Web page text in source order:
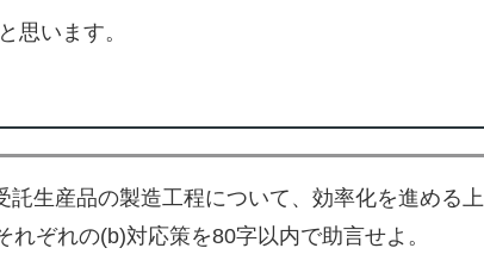
思います。
託生産品の製造工程について、効率化を進める
れぞれの(b)対応策を80字以内で助言せよ。